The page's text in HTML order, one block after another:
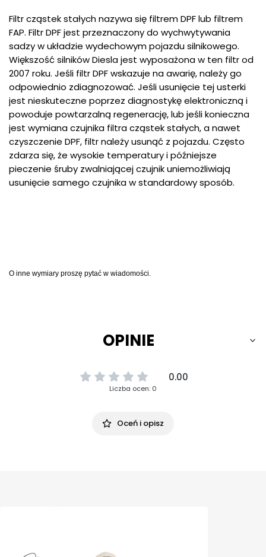
Filtr cząstek stałych nazywa się filtrem DPF lub filtrem
FAP. Filtr DPF jest przeznaczony do wychwytywania
sadzy w układzie wydechowym pojazdu silnikowego.
Większość silników Diesla jest wyposażona w ten filtr od
2007 roku. Jeśli filtr DPF wskazuje na awarię, należy go
odpowiednio zdiagnozować. Jeśli usunięcie tej usterki
jest nieskuteczne poprzez diagnostykę elektroniczną i
powoduje powtarzalną regenerację, lub jeśli konieczna
jest wymiana czujnika filtra cząstek stałych, a nawet
czyszczenie DPF, filtr należy usunąć z pojazdu. Często
zdarza się, że wysokie temperatury i późniejsze
pieczenie śruby zwalniającej czujnik uniemożliwiają
usunięcie samego czujnika w standardowy sposób.
O inne wymiary proszę pytać w wiadomości.
OPINIE
0.00
Liczba ocen: 0
Oceń i opisz